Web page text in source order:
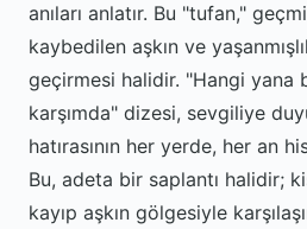
anıları anlatır. Bu "tufan,"
kaybedilen aşkın ve
geçirmesi halidir. "Hangi yana
karşımda" dizesi, sevgiliye
hatırasının her yerde, her an
Bu, adeta bir saplantı halidir;
kayıp aşkın gölgesiyle